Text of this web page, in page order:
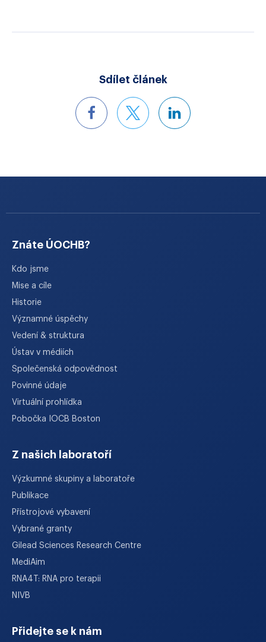
Sdílet článek
Znáte ÚOCHB?
Kdo jsme
Mise a cíle
Historie
Významné úspěchy
Vedení & struktura
Ústav v médiích
Společenská odpovědnost
Povinné údaje
Virtuální prohlídka
Pobočka IOCB Boston
Z našich laboratoří
Výzkumné skupiny a laboratoře
Publikace
Přístrojové vybavení
Vybrané granty
Gilead Sciences Research Centre
MediAim
RNA4T: RNA pro terapii
NIVB
Přidejte se k nám